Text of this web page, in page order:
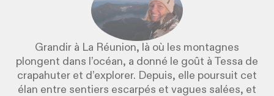
Grandir à La Réunion, là où les montagnes
plongent dans l’océan, a donné le goût à Tessa de
crapahuter et d’explorer. Depuis, elle poursuit cet
élan entre sentiers escarpés et vagues salées, et